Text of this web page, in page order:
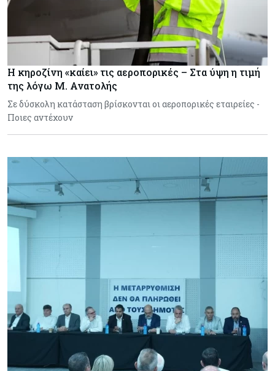
Η κηροζίνη «καίει» τις αεροπορικές – Στα ύψη η τιμή
της λόγω Μ. Ανατολής
Σε δύσκολη κατάσταση βρίσκονται οι αεροπορικές εταιρείες -
Ποιες αντέχουν